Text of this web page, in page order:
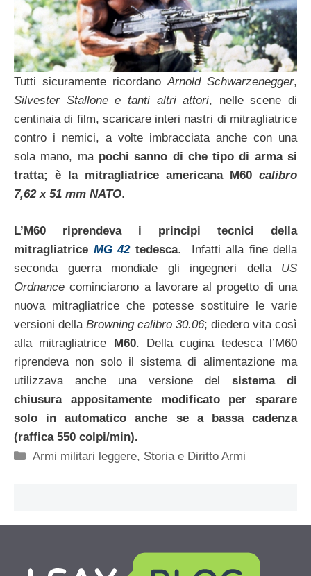
Tutti sicuramente ricordanoArnold Schwarzenegger,
Silvester Stallone e tanti altri attori, nelle scene di
centinaia di film, scaricare interi nastri di mitragliatrice
contro i nemici, a volte imbracciata anche con una
sola mano, ma pochi sanno di che tipo di arma si
tratta; è la mitragliatrice americana M60 calibro
7,62 x 51 mm NATO.
L’M60 riprendeva i principi tecnici della
mitragliatrice MG 42 tedesca. Infatti alla fine della
seconda guerra mondiale gli ingegneri della US
Ordnance cominciarono a lavorare al progetto di una
nuova mitragliatrice che potesse sostituire le varie
versioni della Browning calibro 30.06; diedero vita così
alla mitragliatrice M60. Della cugina tedesca l’M60
riprendeva non solo il sistema di alimentazione ma
utilizzava anche una versione del sistema di
chiusura appositamente modificato per sparare
solo in automatico anche se a bassa cadenza
(raffica 550 colpi/min).
Categorie
Armi militari leggere, Storia e Diritto Armi